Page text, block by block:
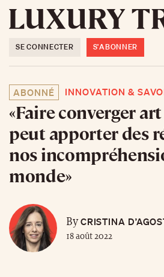
SE CONNECTER S'ABONNER
ABONNÉ INNOVATION &
«Faire converger
peut apporter des
nos
monde»
ByCRISTINA
18 août 2022